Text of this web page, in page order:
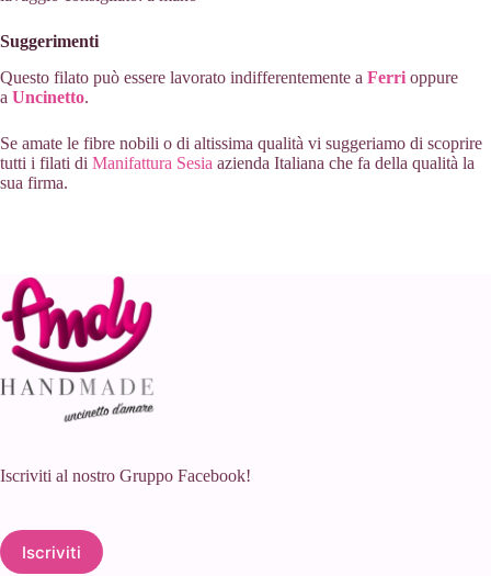
Suggerimenti
Questo filato può essere lavorato indifferentemente a Ferri oppure
a Uncinetto.
Se amate le fibre nobili o di altissima qualità vi suggeriamo di scoprire
tutti i filati di Manifattura Sesia azienda Italiana che fa della qualità la
sua firma.
Iscriviti al nostro Gruppo Facebook!
Iscriviti